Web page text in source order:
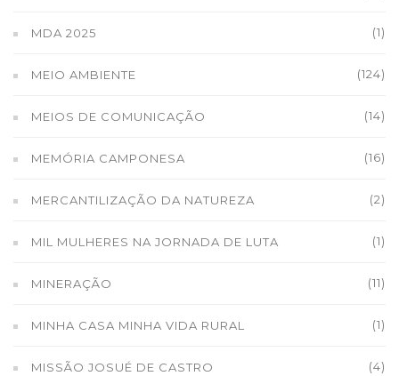
MDA 2025 (1)
MEIO AMBIENTE (124)
MEIOS DE COMUNICAÇÃO (14)
MEMÓRIA CAMPONESA (16)
MERCANTILIZAÇÃO DA NATUREZA (2)
MIL MULHERES NA JORNADA DE LUTA (1)
MINERAÇÃO (11)
MINHA CASA MINHA VIDA RURAL (1)
MISSÃO JOSUÉ DE CASTRO (4)